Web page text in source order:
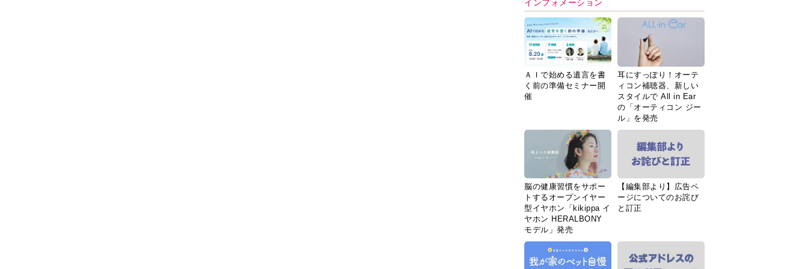
インフォメーション
ＡＩで始める遺言を書
く前の準備セミナー開
催
耳にすっぽり！オーテ
ィコン補聴器、新しい
スタイルで All in Ear
の「オーティコン ジー
ル」を発売
脳の健康習慣をサポー
トするオープンイヤー
型イヤホン「kikippa イ
ヤホン HERALBONY
モデル」発売
【編集部より】広告ペ
ージについてのお詫び
と訂正